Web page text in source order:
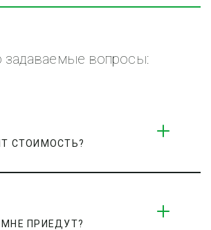
задаваемые вопросы:
СТОИМОСТЬ?
ПРИЕДУТ?